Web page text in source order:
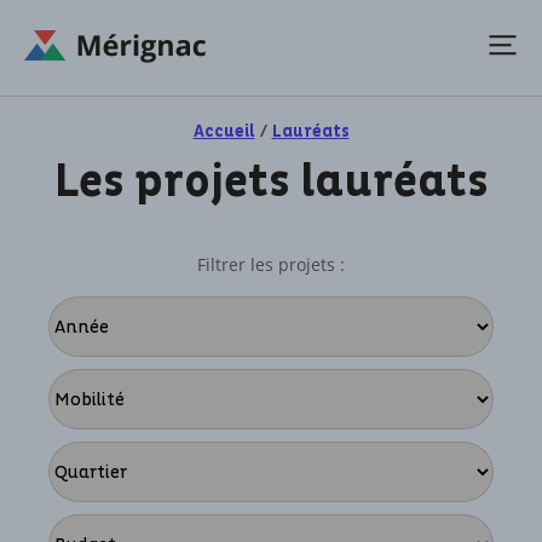
Accueil / Lauréats
Les projets lauréats
Filtrer les projets :